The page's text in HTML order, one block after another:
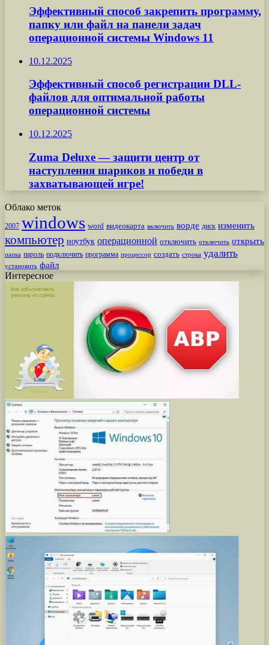
Эффективный способ закрепить программу,
папку или файл на панели задач
операционной системы Windows 11
10.12.2025
Эффективный способ регистрации DLL-
файлов для оптимальной работы
операционной системы
10.12.2025
Zuma Deluxe — защити центр от
наступления шариков и победи в
захватывающей игре!
Облако меток
2007 windows word видеокарта включить ворде диск изменить
компьютер ноутбук операционной отключить отключить открыть
папка пароль подключить программа процессор создать строка удалить
установить файл
Интересное